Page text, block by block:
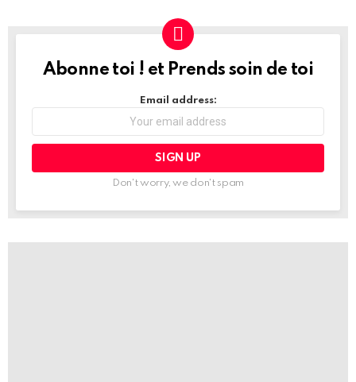
NEWSLETTER
Abonne toi ! et Prends soin de toi
Email address:
Don't worry, we don't spam